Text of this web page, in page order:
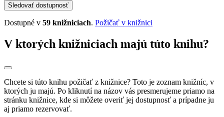
Sledovať dostupnosť
Dostupné v 59 knižniciach. Požičať v knižnici
V ktorých knižniciach majú túto knihu?
Chcete si túto knihu požičať z knižnice? Toto je zoznam knižníc, v
ktorých ju majú. Po kliknutí na názov vás presmerujeme priamo na
stránku knižnice, kde si môžete overiť jej dostupnosť a prípadne ju
aj priamo rezervovať.